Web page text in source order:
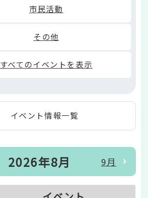
市民活動
その他
すべてのイベントを表示
イベント情報一覧
9月
2026年8月